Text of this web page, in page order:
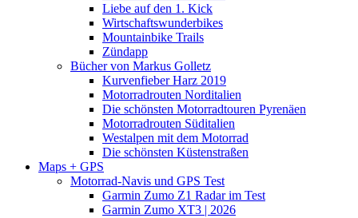
Liebe auf den 1. Kick
Wirtschaftswunderbikes
Mountainbike Trails
Zündapp
Bücher von Markus Golletz
Kurvenfieber Harz 2019
Motorradrouten Norditalien
Die schönsten Motorradtouren Pyrenäen
Motorradrouten Süditalien
Westalpen mit dem Motorrad
Die schönsten Küstenstraßen
Maps + GPS
Motorrad-Navis und GPS Test
Garmin Zumo Z1 Radar im Test
Garmin Zumo XT3 | 2026